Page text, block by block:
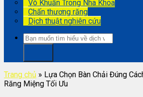
Vô Khuẩn Trong Nha Khoa
Chấn thương răng
Dịch thuật nghiên cứu
Trang chủ » Lựa Chọn Bàn Chải Đúng
Răng Miệng Tối Ưu